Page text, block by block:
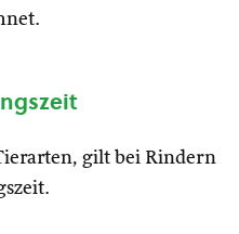
gilt bei Rindern